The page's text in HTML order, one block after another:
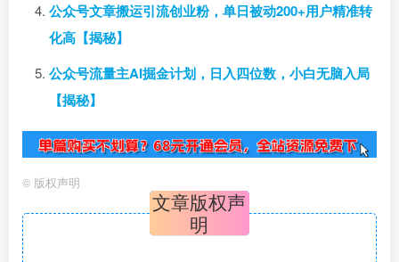
公众号文章搬运引流创业粉，单日被动200+用户精准转
化高【揭秘】
公众号流量主AI掘金计划，日入四位数，小白无脑入局
【揭秘】
© 版权声明
文章版权声
明